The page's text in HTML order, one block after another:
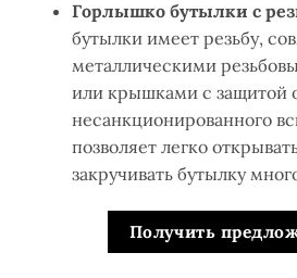
Горлышко бутылки с
бутылки имеет резьбу,
металлическими
или крышками с защитой
несанкционированного
позволяет легко
закручивать бутылку
Получить